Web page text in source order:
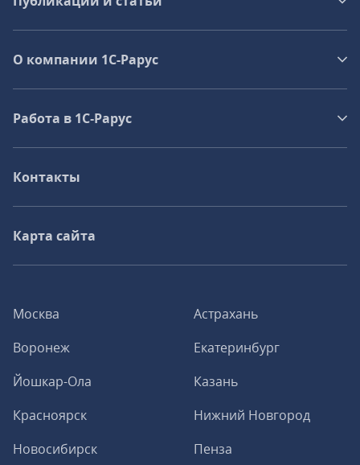
Москва
Астрахань
Воронеж
Екатеринбург
Йошкар-Ола
Казань
Красноярск
Нижний Новгород
Новосибирск
Пенза
О компании 1C-Рарус
Работа в 1С‑Рарус
Контакты
Карта сайта